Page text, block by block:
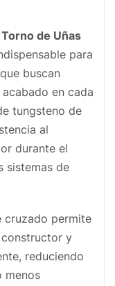
de Uñas
para
buscan
en cada
tungsteno de
al
durante el
sistemas de
cruzado permite
y
reduciendo
menos